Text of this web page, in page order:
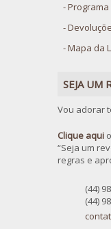
Mapa da
SEJA UM
Vou adorar
Clique aqui
“Seja um
regras e
(44)
(44)